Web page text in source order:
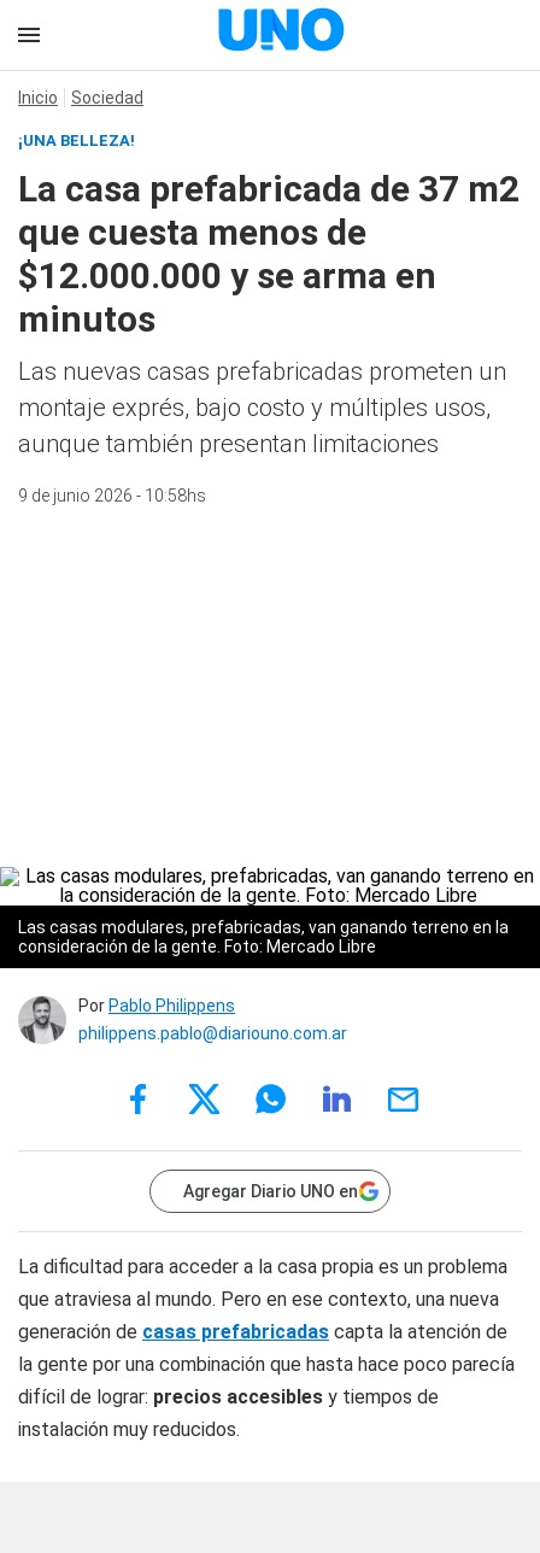
Inicio Sociedad
¡UNA BELLEZA!
La casa prefabricada de 37 m2
que cuesta menos de
$12.000.000 y se arma en
minutos
Las nuevas casas prefabricadas prometen un
montaje exprés, bajo costo y múltiples usos,
aunque también presentan limitaciones
9 de junio 2026 - 10:58hs
Las casas modulares, prefabricadas, van ganando terreno en la
consideración de la gente. Foto: Mercado Libre
Por Pablo Philippens
philippens.pablo@diariouno.com.ar
Agregar Diario UNO en
La dificultad para acceder a la casa propia es un problema
que atraviesa al mundo. Pero en ese contexto, una nueva
generación de casas prefabricadas capta la atención de
la gente por una combinación que hasta hace poco parecía
difícil de lograr: precios accesibles y tiempos de
instalación muy reducidos.